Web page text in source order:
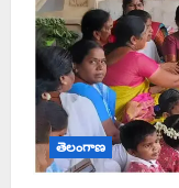
తెలంగాణ